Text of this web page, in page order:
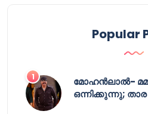
Popular
മോഹൻലാൽ-
ഒന്നിക്കുന്നു;